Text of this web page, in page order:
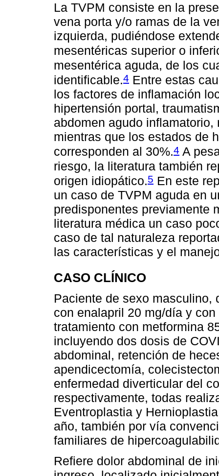
La TVPM consiste en la
vena porta y/o ramas de la
izquierda, pudiéndose
mesentéricas superior o
mesentérica aguda, de los
identificable.4 Entre estas
los factores de inflamación
hipertensión portal,
abdomen agudo
mientras que los estados de
corresponden al 30%.4 A
riesgo, la literatura también
origen idiopático.5 En este
un caso de TVPM aguda en
predisponentes previamente
literatura médica un caso
caso de tal naturaleza
las características y el
CASO CLÍNICO
Paciente de sexo masculino,
con enalapril 20 mg/día y
tratamiento con metformina
incluyendo dos dosis de
abdominal, retención de
apendicectomía,
enfermedad diverticular del
respectivamente, todas
Eventroplastia y
año, también por vía
familiares de
Refiere dolor abdominal de